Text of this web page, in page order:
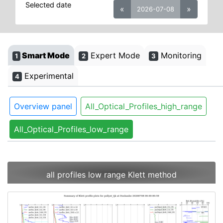
Selected date « 2026-07-08 »
1 Smart Mode 2 Expert Mode 3 Monitoring
4 Experimental
Overview panel All_Optical_Profiles_high_range
All_Optical_Profiles_low_range
all profiles low range Klett method